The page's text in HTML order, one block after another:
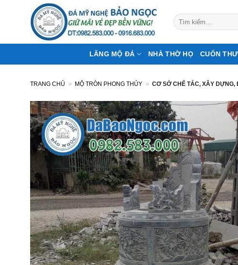
dung
Tìm
kiếm:
LĂNG MỘ ĐÁ NHÀ THỜ HỌ CUỐN
TRANG CHỦ » MỘ TRÒN PHONG THỦY » CƠ SỞ CHẾ TÁC, XÂY